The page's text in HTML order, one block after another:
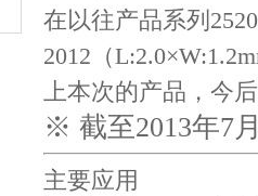
在以往产品系列
2012（
上本次的产品，今
※ 截至2013年7
主要应用